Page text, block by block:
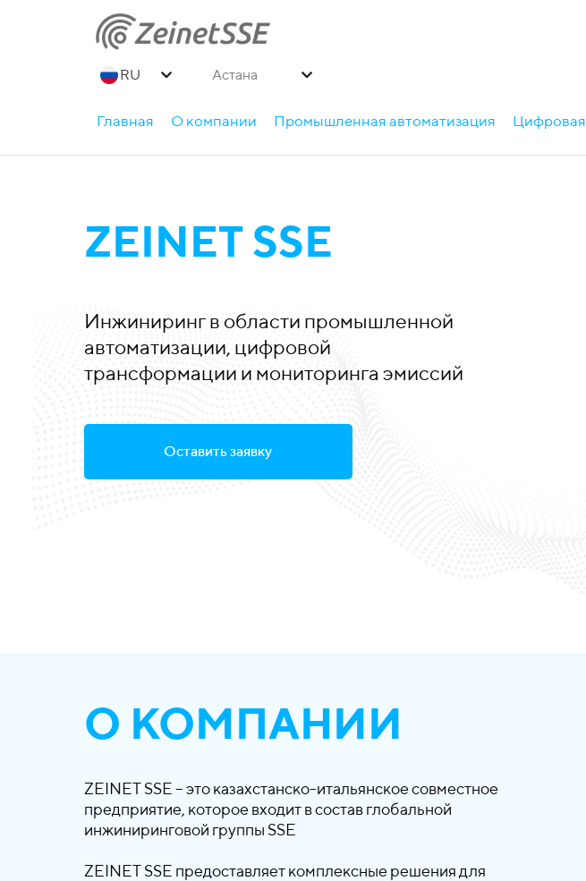
Астана
Главная О компании Промышленная автоматизация
ZEINET SSE
Инжиниринг в области промышленной
автоматизации, цифровой
трансформации и мониторинга эмиссий
Оставить заявку
О КОМПАНИИ
ZEINET SSE – это казахстанско-итальянское совместное
предприятие, которое входит в состав глобальной
инжиниринговой группы SSE
ZEINET SSE предоставляет комплексные решения для